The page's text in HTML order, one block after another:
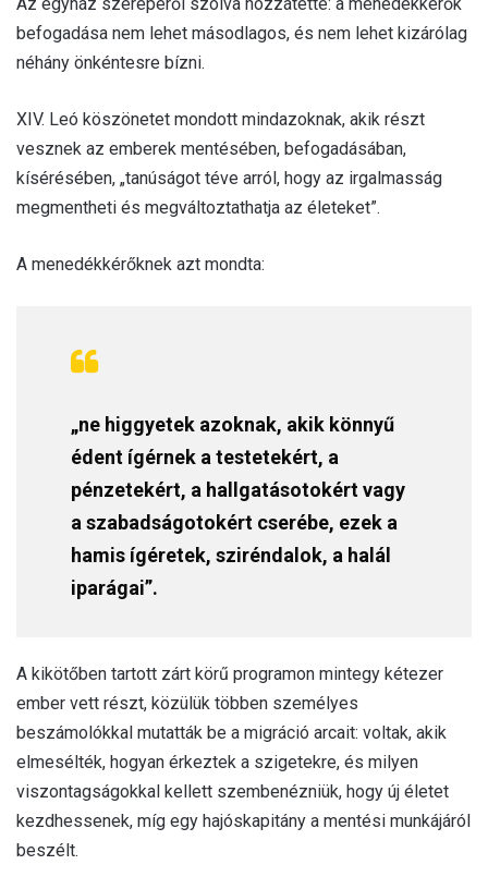
befogadása nem lehet másodlagos, és nem lehet kizárólag
néhány önkéntesre bízni.
XIV. Leó köszönetet mondott mindazoknak, akik részt
vesznek az emberek mentésében, befogadásában,
kísérésében, „tanúságot téve arról, hogy az irgalmasság
megmentheti és megváltoztathatja az életeket”.
A menedékkérőknek azt mondta:
„ne higgyetek azoknak, akik könnyű
édent ígérnek a testetekért, a
pénzetekért, a hallgatásotokért vagy
a szabadságotokért cserébe, ezek a
hamis ígéretek, sziréndalok, a halál
iparágai”.
A kikötőben tartott zárt körű programon mintegy kétezer
ember vett részt, közülük többen személyes
beszámolókkal mutatták be a migráció arcait: voltak, akik
elmesélték, hogyan érkeztek a szigetekre, és milyen
viszontagságokkal kellett szembenézniük, hogy új életet
kezdhessenek, míg egy hajóskapitány a mentési munkájáról
beszélt.